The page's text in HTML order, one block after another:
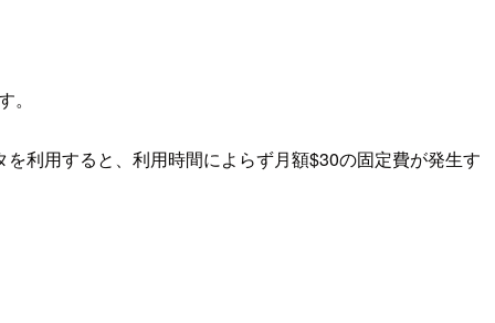
利用すると、利用時間によらず月額$30の固定費が発生す